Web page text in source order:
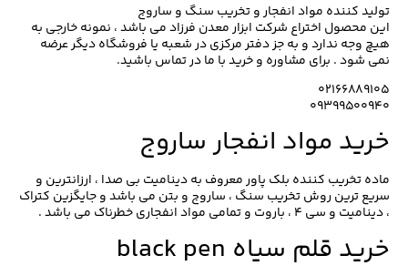
تولید کننده مواد انفجار و تخریب سنگ و ساروج
این محصول اختراع شرکت ابزار معدن فرزاد می باشد ، نمونه خارجی به
هیچ وجه ندارد و به جز دفتر مرکزی در شعبه یا فروشگاه دیگر عرضه
نمی شود . برای مشاوره و خرید با ما در تماس باشید.
۰۲۱۶۶۸۸۹۱۰۵
۰۹۳۹۹۵۰۰۹۴۰
خرید مواد انفجار ساروج
ماده تخریب کننده بلک پاور معروف به دینامیت بی صدا ، ارزانترین و
سریع ترین روش تخریب سنگ ، ساروج و بتن می باشد و جایگزین کتراک
، دینامیت و سی ۴ ، باروت و تمامی مواد انفجاری خطرناک می باشد .
خرید قلم سیاه black pen